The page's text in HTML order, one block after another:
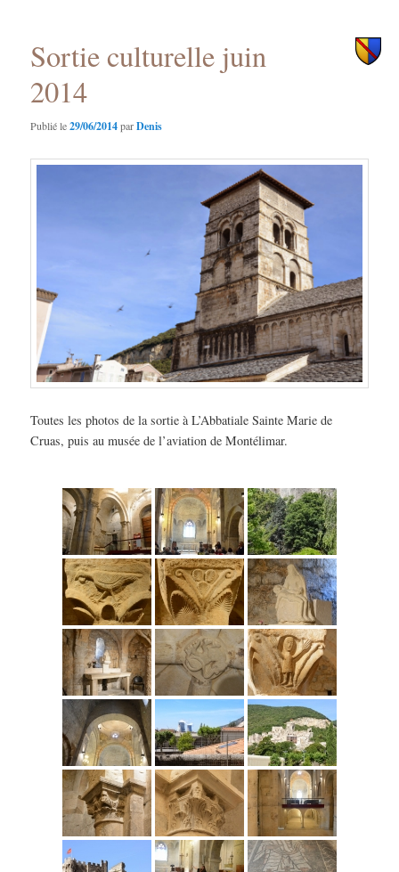
Sortie culturelle juin
2014
Publié le29/06/2014parDenis
Toutes les photos de la sortie à L’Abbatiale Sainte Marie de
Cruas, puis au musée de l’aviation de Montélimar.